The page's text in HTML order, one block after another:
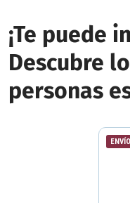
¡Te puede
Descubre
personas